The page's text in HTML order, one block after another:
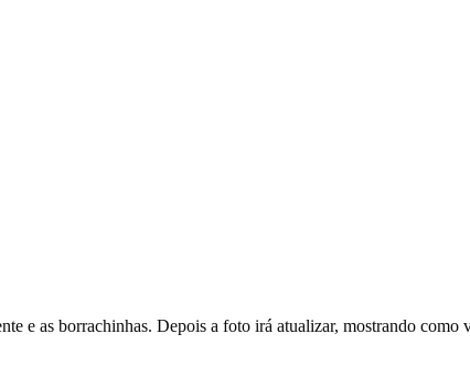
e as borrachinhas. Depois a foto irá atualizar, mostrando como